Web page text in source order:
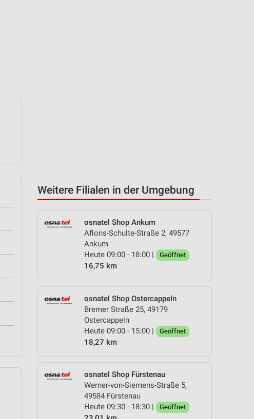
Weitere Filialen in der Umgebung
osnatel Shop Ankum
Aflons-Schulte-Straße 2, 49577
Ankum
Heute 09:00 - 18:00 |
Geöffnet
16,75 km
osnatel Shop Ostercappeln
Bremer Straße 25, 49179
Ostercappeln
Heute 09:00 - 15:00 |
Geöffnet
18,27 km
osnatel Shop Fürstenau
Werner-von-Siemens-Straße 5,
49584 Fürstenau
Heute 09:30 - 18:30 |
Geöffnet